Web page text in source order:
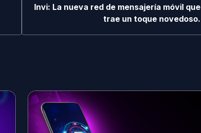
Invi: La nueva red de mensajería móvil que
trae un toque novedoso.